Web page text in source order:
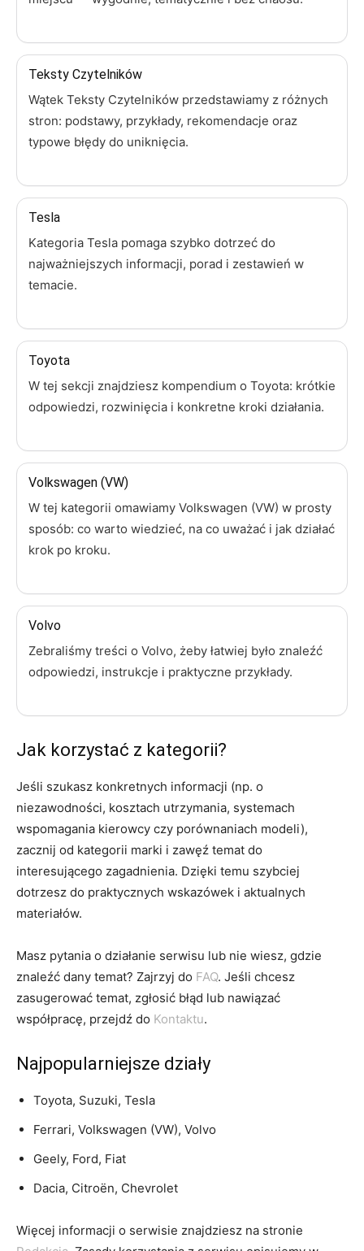
Teksty Czytelników
Wątek Teksty Czytelników przedstawiamy z różnych
stron: podstawy, przykłady, rekomendacje oraz
typowe błędy do uniknięcia.
Tesla
Kategoria Tesla pomaga szybko dotrzeć do
najważniejszych informacji, porad i zestawień w
temacie.
Toyota
W tej sekcji znajdziesz kompendium o Toyota: krótkie
odpowiedzi, rozwinięcia i konkretne kroki działania.
Volkswagen (VW)
W tej kategorii omawiamy Volkswagen (VW) w prosty
sposób: co warto wiedzieć, na co uważać i jak działać
krok po kroku.
Volvo
Zebraliśmy treści o Volvo, żeby łatwiej było znaleźć
odpowiedzi, instrukcje i praktyczne przykłady.
Jak korzystać z kategorii?
Jeśli szukasz konkretnych informacji (np. o
niezawodności, kosztach utrzymania, systemach
wspomagania kierowcy czy porównaniach modeli),
zacznij od kategorii marki i zawęź temat do
interesującego zagadnienia. Dzięki temu szybciej
dotrzesz do praktycznych wskazówek i aktualnych
materiałów.
Masz pytania o działanie serwisu lub nie wiesz, gdzie
znaleźć dany temat? Zajrzyj do FAQ. Jeśli chcesz
zasugerować temat, zgłosić błąd lub nawiązać
współpracę, przejdź do Kontaktu.
Najpopularniejsze działy
Toyota, Suzuki, Tesla
Ferrari, Volkswagen (VW), Volvo
Geely, Ford, Fiat
Dacia, Citroën, Chevrolet
Więcej informacji o serwisie znajdziesz na stronie